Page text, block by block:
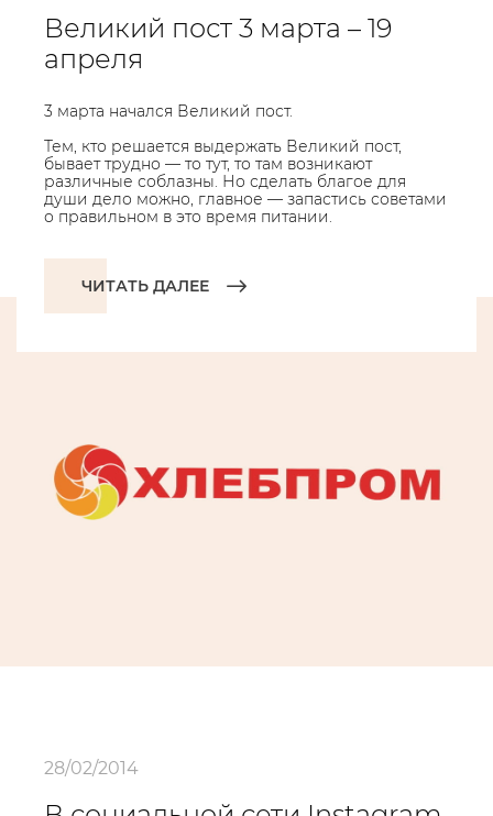
Великий пост 3 марта – 19
апреля
3 марта начался Великий пост.
Тем, кто решается выдержать Великий пост,
бывает трудно — то тут, то там возникают
различные соблазны. Но сделать благое для
души дело можно, главное — запастись советами
о правильном в это время питании.
ЧИТАТЬ ДАЛЕЕ
28/02/2014